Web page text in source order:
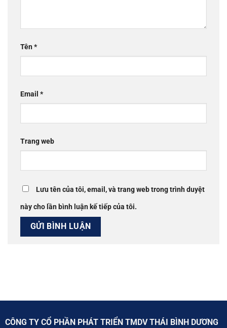
Tên*
Email *
Trang web
Lưu tên của tôi, email, và trang web trong trình duyệt
này cho lần bình luận kế tiếp của tôi.
CÔNG TY CỔ PHẦN PHÁT TRIỂN TMDV THÁI BÌNH DƯƠNG